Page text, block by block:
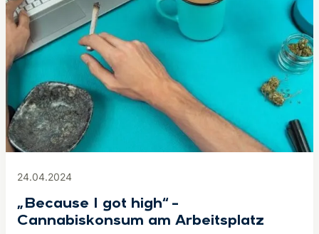
24.04.2024
„Because I got high“ –
Cannabiskonsum am Arbeitsplatz